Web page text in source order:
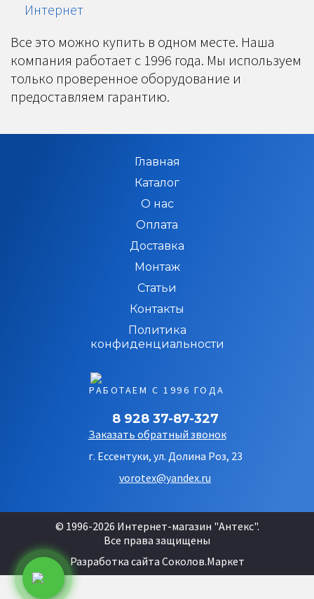
Интернет
Все это можно купить в одном месте. Наша
компания работает с 1996 года. Мы используем
только проверенное оборудование и
предоставляем гарантию.
РАБОТАЕМ С 1996 ГОДА
Главная
Каталог
О нас
Оплата
Доставка
Монтаж
Статьи
Контакты
Политика
конфиденциальности
8 928 37-87-327
Заказать обратный звонок
г. Ессентуки, ул. Долина Роз, 23
vorotex@yandex.ru
© 1996-2026 Интернет-магазин "Антекс".
Все права защищены
Разработка сайта Соколов.Маркет